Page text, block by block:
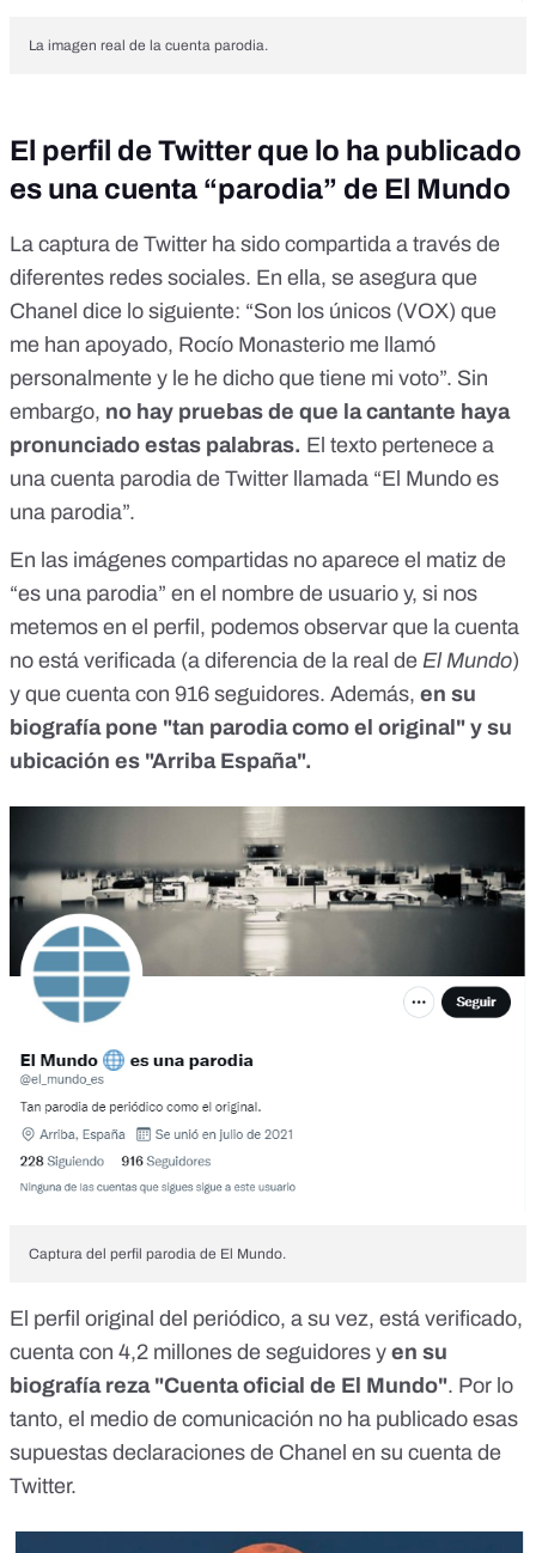
La imagen real de la cuenta parodia.
El perfil de Twitter que lo ha publicado
es una cuenta “parodia” de El Mundo
La captura de Twitter ha sido compartida a través de
diferentes redes sociales. En ella, se asegura que
Chanel dice lo siguiente: “Son los únicos (VOX) que
me han apoyado, Rocío Monasterio me llamó
personalmente y le he dicho que tiene mi voto”. Sin
embargo, no hay pruebas de que la cantante haya
pronunciado estas palabras. El texto pertenece a
una cuenta parodia de Twitter llamada “El Mundo es
una parodia”.
En las imágenes compartidas no aparece el matiz de
“es una parodia” en el nombre de usuario y, si nos
metemos en el perfil, podemos observar que la cuenta
no está verificada (a diferencia de la real de El Mundo)
y que cuenta con 916 seguidores. Además, en su
biografía pone "tan parodia como el original" y su
ubicación es "Arriba España".
Captura del perfil parodia de El Mundo.
El perfil original del periódico, a su vez, está verificado,
cuenta con 4,2 millones de seguidores y en su
biografía reza "Cuenta oficial de El Mundo". Por lo
tanto, el medio de comunicación no ha publicado esas
supuestas declaraciones de Chanel en su cuenta de
Twitter.